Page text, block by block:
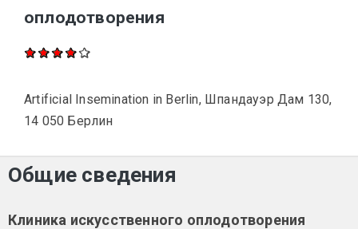
оплодотворения
Artificial Insemination in Berlin, Шпандауэр Дам 130,
14 050 Берлин
Общие сведения
Клиника искусственного оплодотворения